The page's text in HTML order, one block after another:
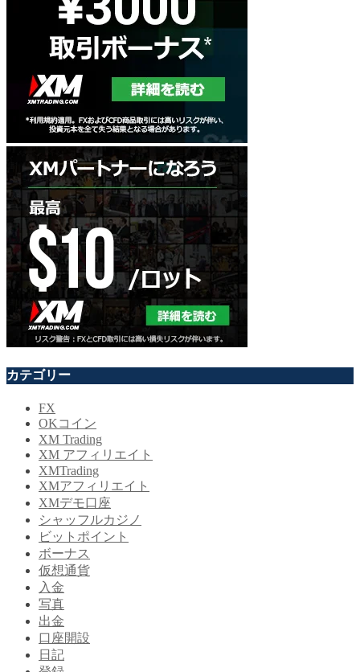
カテゴリー
FX
OKコイン
XM Trading
XM アフィリエイト
XMTrading
XMアフィリエイト
XMデモ口座
シャッフルカジノ
ビットポイント
ボーナス
仮想通貨
入金
写真
出金
口座開設
日記